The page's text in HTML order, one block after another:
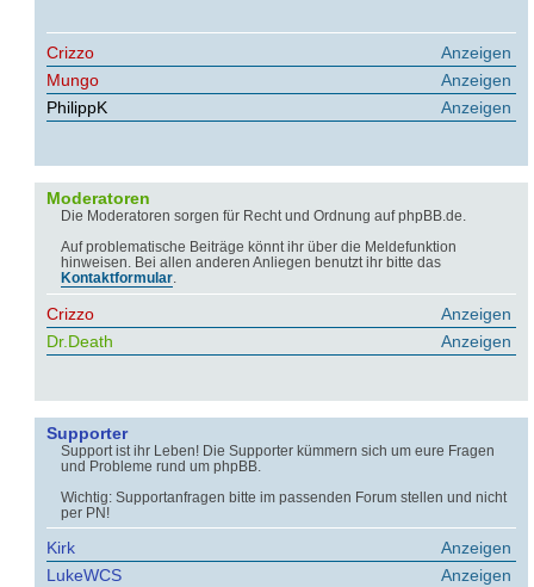
Anzeigen
Crizzo
Anzeigen
Mungo
Anzeigen
PhilippK
Moderatoren
Die Moderatoren sorgen für Recht und Ordnung auf phpBB.de.
Auf problematische Beiträge könnt ihr über die Meldefunktion
hinweisen. Bei allen anderen Anliegen benutzt ihr bitte das
Kontaktformular.
Anzeigen
Crizzo
Anzeigen
Dr.Death
Supporter
Support ist ihr Leben! Die Supporter kümmern sich um eure Fragen
und Probleme rund um phpBB.
Wichtig: Supportanfragen bitte im passenden Forum stellen und nicht
per PN!
Anzeigen
Kirk
Anzeigen
LukeWCS